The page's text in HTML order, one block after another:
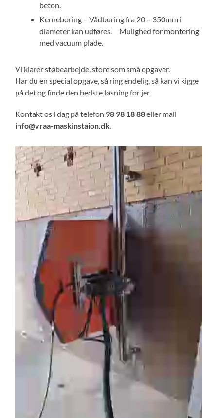
beton.
Kerneboring – Vådboring fra 20 – 350mm i
diameter kan udføres. Mulighed for montering
med vacuum plade.
Vi klarer støbearbejde, store som små opgaver.
Har du en special opgave, så ring endelig, så kan vi kigge
på det og finde den bedste løsning for jer.
Kontakt os i dag på telefon 98 98 18 88eller mail
info@vraa-maskinstaion.dk.